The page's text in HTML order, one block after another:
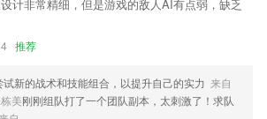
用户体验
功能;
节首页字体大小
计非常精细，但是游戏的敌人AI有点弱，缺乏
推荐
试新的战术和技能组合，以提升自己的实力 来自
美刚刚组队打了一个团队副本，太刺激了！求队